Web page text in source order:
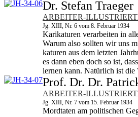
Dr. Stefan Traeger
ARBEITER-
Jg. XIII, Nr. 6 vom 8. Februar 1934
Karikaturen verarbeiten in
Warum also sollten wir uns
katuren aus dem letzten
es dann eben doch so ist,
lernen kann. Natürlich ist die
Prof. Dr. Dr.
ARBEITER-
Jg. XIII, Nr. 7 vom 15. Februar 1934
Mordtaten am politischen